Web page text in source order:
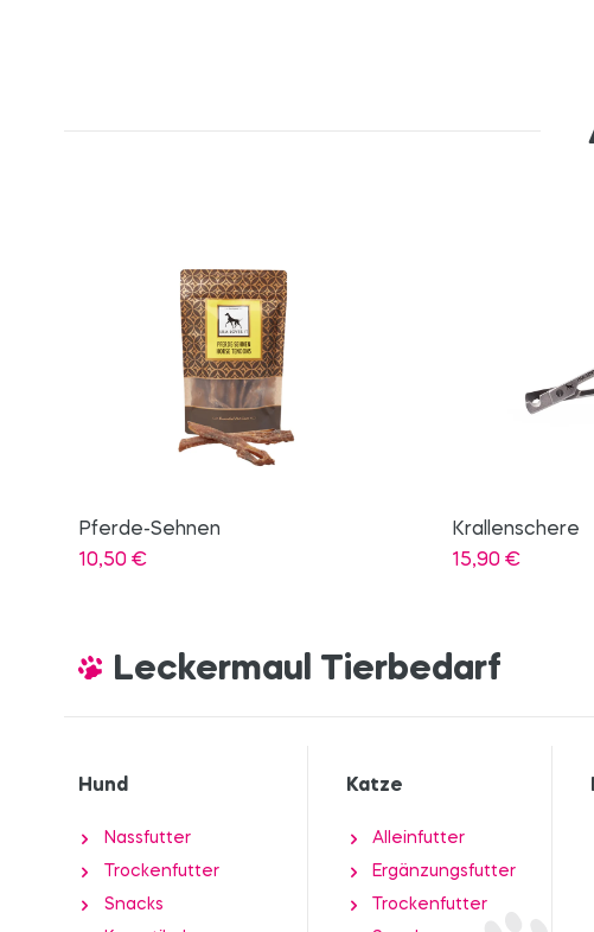
Krallenschere
15,90 €
Soft-Bites aus
6,50€
Leckermaul Tierbedarf
Hund
Nassfutter
Trockenfutter
Snacks
Katze
Alleinfutter
Ergänzungsfutter
Trockenfutter